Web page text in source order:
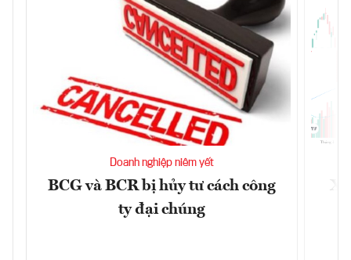
Doanh nghiệp niêm yết
BCG và BCR bị hủy tư cách công
ty đại chúng